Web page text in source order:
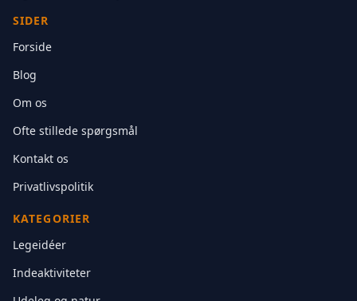
SIDER
Forside
Blog
Om os
Ofte stillede spørgsmål
Kontakt os
Privatlivspolitik
KATEGORIER
Legeidéer
Indeaktiviteter